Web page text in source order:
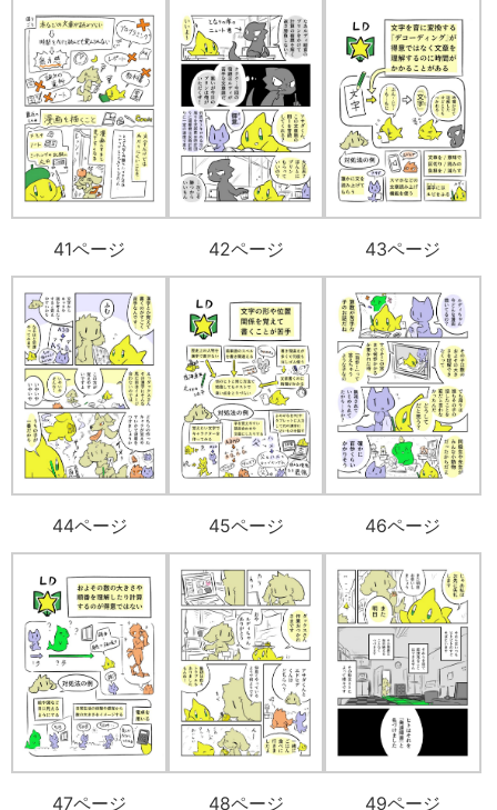
41ページ 42ページ 43ページ
44ページ 45ページ 46ページ
47ページ 48ページ 49ページ